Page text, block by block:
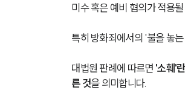
미수 혹은 예비 혐의가 적용
특히 방화죄에서의 '불을 놓
대법원 판례에 따르면 '소훼'
른 것을 의미합니다.